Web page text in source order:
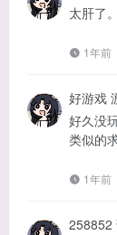
太肝了
1年前
好游戏
好久没
类似的
1年前
258852